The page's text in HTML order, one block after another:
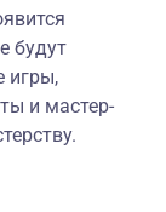
будут
игры,
и мастер-